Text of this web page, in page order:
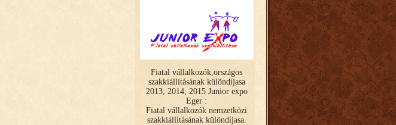
Fiatal vállalkozók,országos
szakkiállításának különdíjasa
2013, 2014, 2015 Junior expo
Eger :
Fiatal vállalkozók nemzetközi
szakkiállításának különdíjasa.